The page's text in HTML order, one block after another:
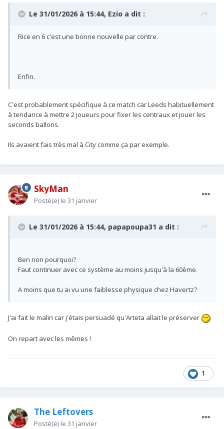
Le 31/01/2026 à 15:44, Ezio a dit :
Rice en 6 c'est une bonne nouvelle par contre.
Enfin.
C'est probablement spécifique à ce match car Leeds habituellement
à tendance à mettre 2 joueurs pour fixer les centraux et jouer les
seconds ballons.
Ils avaient fais très mal à City comme ça par exemple.
SkyMan
Posté(e) le 31 janvier
Le 31/01/2026 à 15:44, papapoupa31 a dit :
Ben non pourquoi?
Faut continuer avec ce système au moins jusqu'à la 60ème.
A moins que tu ai vu une faiblesse physique chez Havertz?
J'ai fait le malin car j'étais persuadé qu'Arteta allait le préserver
On repart avec les mêmes !
1
The Leftovers
Posté(e) le 31 janvier